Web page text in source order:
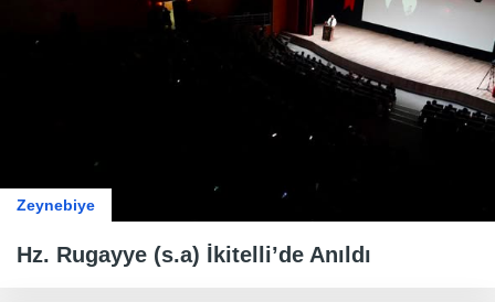
Zeynebiye
Hz. Rugayye (s.a) İkitelli’de Anıldı